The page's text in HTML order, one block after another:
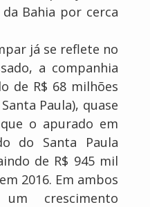
Bahia por cerca
já se reflete no
a companhia
de R$ 68 milhões
Paula), quase
o apurado em
do Santa Paula
de R$ 945 mil
2016. Em ambos
crescimento